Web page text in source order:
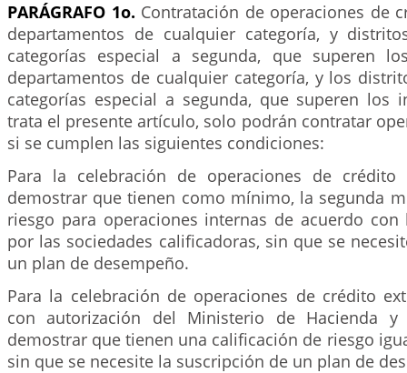
PARÁGRAFO 1o. Contratación de operaciones de
departamentos de cualquier categoría, y
categorías especial a segunda, que superen
departamentos de cualquier categoría, y los
categorías especial a segunda, que superen los
trata el presente artículo, solo podrán contratar
si se cumplen las siguientes condiciones:
Para la celebración de operaciones de
demostrar que tienen como mínimo, la segunda
riesgo para operaciones internas de acuerdo con
por las sociedades calificadoras, sin que se
un plan de desempeño.
Para la celebración de operaciones de crédito
con autorización del Ministerio de Hacienda
demostrar que tienen una calificación de riesgo
sin que se necesite la suscripción de un plan de